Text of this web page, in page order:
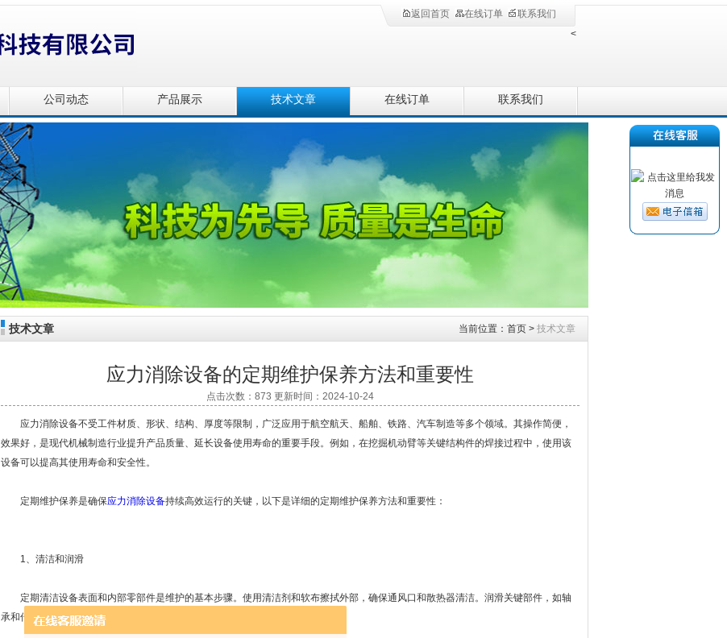
返回首页 在线订单
联系我们
<
公司动态 产品展示 技术文章 在线订单 联系我们
技术文章 当前位置： 首页 > 技术文章
应力消除设备的定期维护保养方法和重要性
点击次数：873 更新时间：2024-10-24
应力消除设备不受工件材质、形状、结构、厚度等限制，广泛应用于航空航天、船舶、铁路、汽车制造等多个领域。其操作简便，
效果好，是现代机械制造行业提升产品质量、延长设备使用寿命的重要手段。例如，在挖掘机动臂等关键结构件的焊接过程中，使用该
设备可以提高其使用寿命和安全性。
定期维护保养是确保应力消除设备持续高效运行的关键，以下是详细的定期维护保养方法和重要性：
1、清洁和润滑
定期清洁设备表面和内部零部件是维护的基本步骤。使用清洁剂和软布擦拭外部，确保通风口和散热器清洁。润滑关键部件，如轴
承和传动系统，以减少摩擦和磨损。